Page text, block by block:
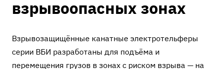
взрывоопасных зонах
Взрывозащищённые канатные электротельферы
серии ВБИ разработаны для подъёма и
перемещения грузов в зонах с риском взрыва — на